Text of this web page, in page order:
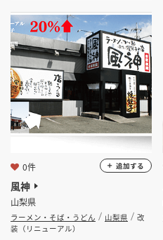
風神
山梨県
ラーメン・そば・うどん 山梨県
改
装（リニューアル）
0件 追加する